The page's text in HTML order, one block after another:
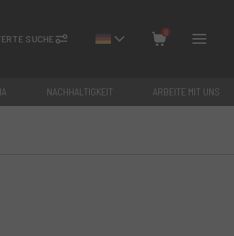
SUCHE
0
Schließen
NACHHALTIGKEIT ARBEITE MIT UNS